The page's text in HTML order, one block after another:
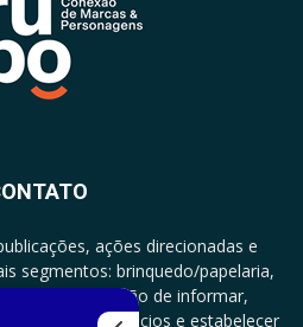
ações direcionadas e
segmentos: brinquedo/papelaria,
com a missão de informar,
de negócios e estabelecer